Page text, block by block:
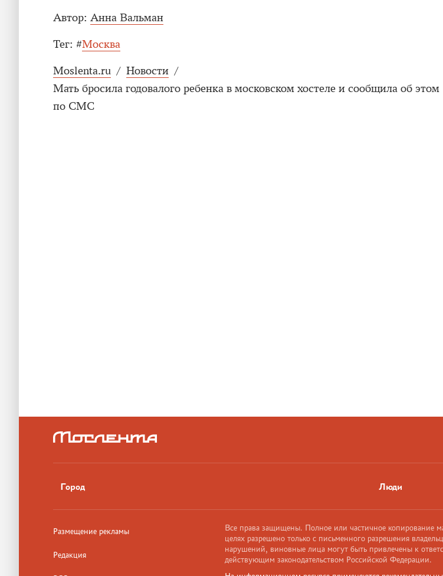
Автор: Анна Вальман
Тег: #Москва
Moslenta.ru / Новости /
Мать бросила годовалого ребенка в московском хостеле и сообщила об этом
по СМС
Город Люди
Размещение рекламы
Редакция
Все права защищены. Полное или частичное копирование
целях разрешено только с письменного разрешения
нарушений, виновные лица могут быть привлечены к
действующим законодательством Российской Федерации.